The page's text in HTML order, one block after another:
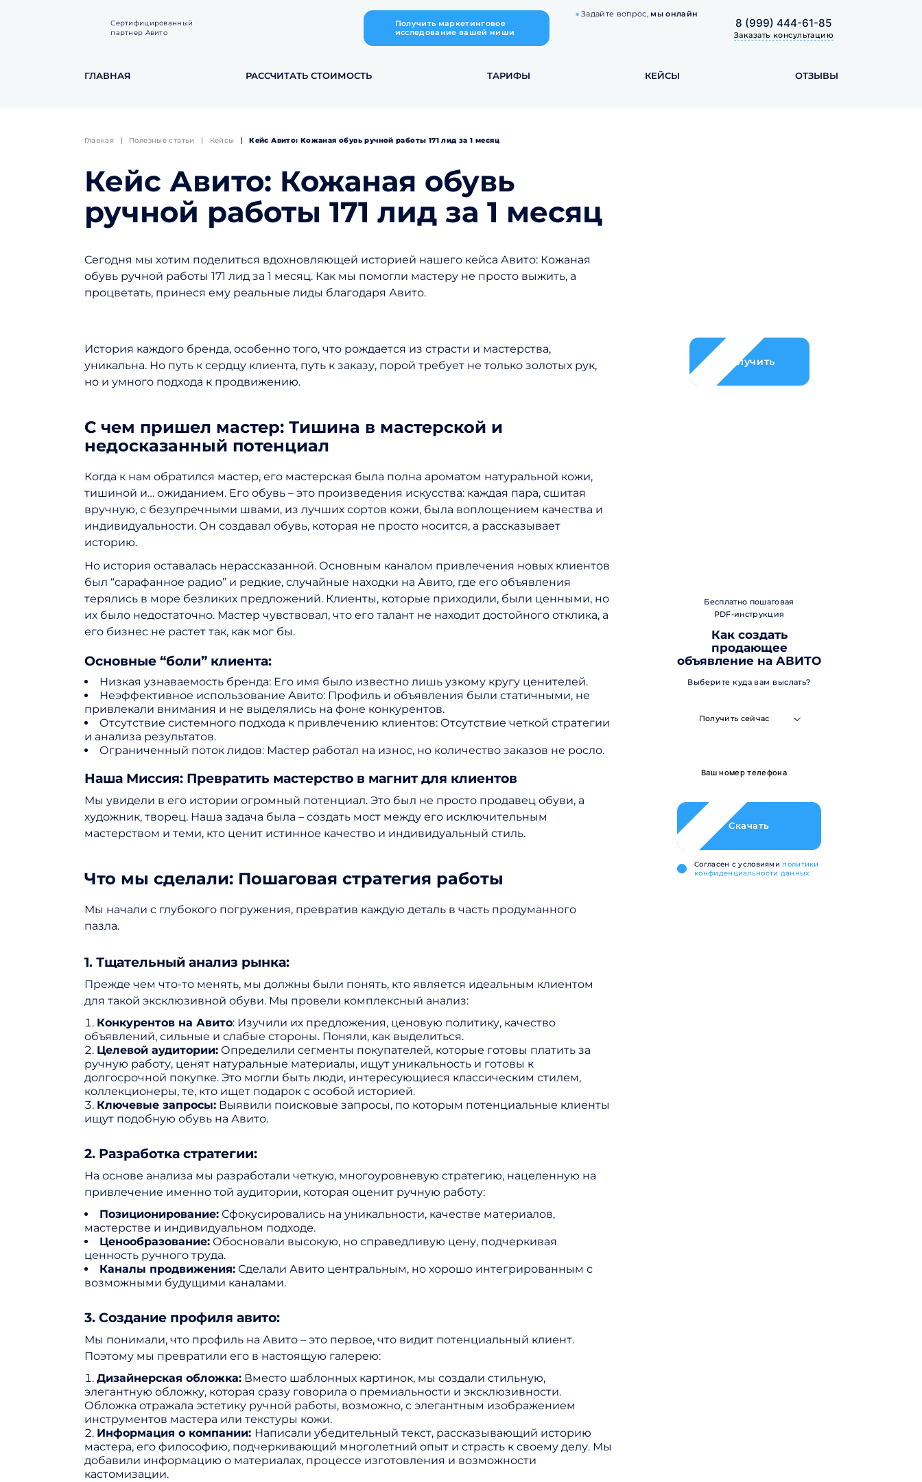
Сертифицированный
партнер Авито
Получить маркетинговое
исследование вашей ниши
Задайте вопрос, мы онлайн
8 (999) 444-61-85
Заказать консультацию
ГЛАВНАЯ РАССЧИТАТЬ СТОИМОСТЬ ТАРИФЫ КЕЙСЫ ОТЗЫВЫ
Главная Полезные статьи Кейсы Кейс Авито: Кожаная обувь ручной работы 171 лид за 1 месяц
Кейс Авито: Кожаная обувь
ручной работы 171 лид за 1 месяц
Сегодня мы хотим поделиться вдохновляющей историей нашего кейса Авито: Кожаная
обувь ручной работы 171 лид за 1 месяц. Как мы помогли мастеру не просто выжить, а
процветать, принеся ему реальные лиды благодаря Авито.
История каждого бренда, особенно того, что рождается из страсти и мастерства,
уникальна. Но путь к сердцу клиента, путь к заказу, порой требует не только золотых рук,
но и умного подхода к продвижению.
С чем пришел мастер: Тишина в мастерской и
недосказанный потенциал
Когда к нам обратился мастер, его мастерская была полна ароматом натуральной кожи,
тишиной и… ожиданием. Его обувь – это произведения искусства: каждая пара, сшитая
вручную, с безупречными швами, из лучших сортов кожи, была воплощением качества и
индивидуальности. Он создавал обувь, которая не просто носится, а рассказывает
историю.
Но история оставалась нерассказанной. Основным каналом привлечения новых клиентов
был “сарафанное радио” и редкие, случайные находки на Авито, где его объявления
терялись в море безликих предложений. Клиенты, которые приходили, были ценными, но
их было недостаточно. Мастер чувствовал, что его талант не находит достойного отклика, а
его бизнес не растет так, как мог бы.
Основные “боли” клиента:
Низкая узнаваемость бренда: Его имя было известно лишь узкому кругу ценителей.
Неэффективное использование Авито: Профиль и объявления были статичными, не
привлекали внимания и не выделялись на фоне конкурентов.
Отсутствие системного подхода к привлечению клиентов: Отсутствие четкой стратегии
и анализа результатов.
Ограниченный поток лидов: Мастер работал на износ, но количество заказов не росло.
Наша Миссия: Превратить мастерство в магнит для клиентов
Мы увидели в его истории огромный потенциал. Это был не просто продавец обуви, а
художник, творец. Наша задача была – создать мост между его исключительным
мастерством и теми, кто ценит истинное качество и индивидуальный стиль.
Что мы сделали: Пошаговая стратегия работы
Мы начали с глубокого погружения, превратив каждую деталь в часть продуманного
пазла.
1. Тщательный анализ рынка:
Прежде чем что-то менять, мы должны были понять, кто является идеальным клиентом
для такой эксклюзивной обуви. Мы провели комплексный анализ:
Конкурентов на Авито: Изучили их предложения, ценовую политику, качество
объявлений, сильные и слабые стороны. Поняли, как выделиться.
Целевой аудитории:Определили сегменты покупателей, которые готовы платить за
ручную работу, ценят натуральные материалы, ищут уникальность и готовы к
долгосрочной покупке. Это могли быть люди, интересующиеся классическим стилем,
коллекционеры, те, кто ищет подарок с особой историей.
Ключевые запросы:Выявили поисковые запросы, по которым потенциальные клиенты
ищут подобную обувь на Авито.
2. Разработка стратегии:
На основе анализа мы разработали четкую, многоуровневую стратегию, нацеленную на
привлечение именно той аудитории, которая оценит ручную работу:
Позиционирование:Сфокусировались на уникальности, качестве материалов,
мастерстве и индивидуальном подходе.
Ценообразование:Обосновали высокую, но справедливую цену, подчеркивая
ценность ручного труда.
Каналы продвижения:Сделали Авито центральным, но хорошо интегрированным с
возможными будущими каналами.
3. Создание профиля авито:
Мы понимали, что профиль на Авито – это первое, что видит потенциальный клиент.
Поэтому мы превратили его в настоящую галерею:
Дизайнерская обложка:Вместо шаблонных картинок, мы создали стильную,
элегантную обложку, которая сразу говорила о премиальности и эксклюзивности.
Обложка отражала эстетику ручной работы, возможно, с элегантным изображением
инструментов мастера или текстуры кожи.
Информация о компании: Написали убедительный текст, рассказывающий историю
мастера, его философию, подчеркивающий многолетний опыт и страсть к своему делу. Мы
добавили информацию о материалах, процессе изготовления и возможности
кастомизации.
Получить
Бесплатно пошаговая
PDF-инструкция
Как создать
продающее
объявление на АВИТО
Выберите куда вам выслать?
Получить сейчас
Скачать
Cогласен с условиями политики
конфиденциальности данных